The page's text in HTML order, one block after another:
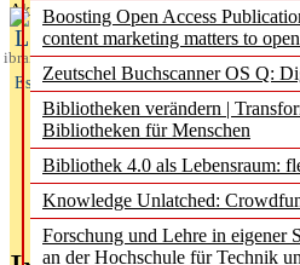
Boosting Open Access
content marketing matters to
Zeutschel Buchscanner OS Q:
Bibliotheken verändern |
Bibliotheken für Menschen
Bibliothek 4.0 als Lebensraum:
Knowledge Unlatched:
Forschung und Lehre in eigener
an der Hochschule für Technik
Aktuelles aus
L
ibrary
Essentials